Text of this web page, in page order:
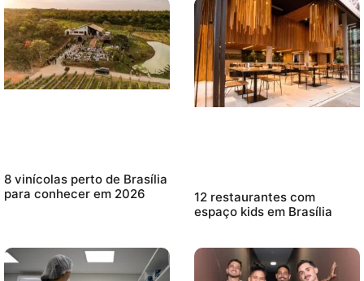
8 vinícolas perto de Brasília
para conhecer em 2026
12 restaurantes com
espaço kids em Brasília